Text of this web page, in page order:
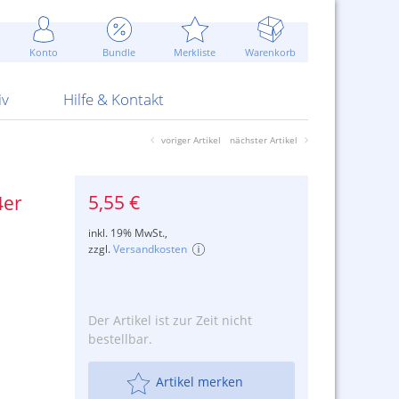
Konto Bundle Merkliste Warenkorb
Attrappen Blitzschnell...
Sommerpreise u.v.m.
ARS Pirotecnia
Hilfe & Kontakt
Kontaktformular
AGB
voriger Artikel nächster Artikel
5,55 €
inkl. 19% MwSt.,
zzgl.Versandkosten
Der Artikel ist zur Zeit nicht
bestellbar.
Artikel merken